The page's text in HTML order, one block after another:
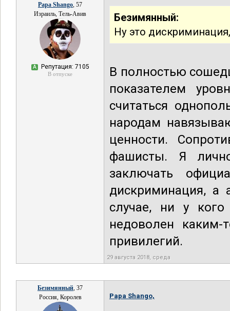
Papa Shango, 57
Израиль, Тель-Авив
А Репутация: 7105
В отпуске
Безимянный:
Ну это
В полностью
показателем
считаться
народам
ценности.
фашисты. Я
заключать
дискриминация, а
случае, ни у
недоволен
привилегий.
29 августа 2018, среда
Безимянный, 37
Россия, Королев
Papa Shango,